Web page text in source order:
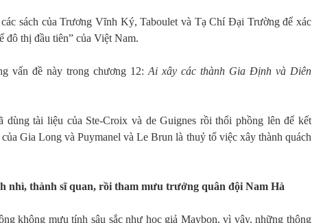
sách của Trương Vĩnh Ký, Taboulet và Tạ Chí Đại Trường để xác
đô thị đầu tiên” của Việt Nam.
vấn đề này trong chương 12: Ai xây các thành Gia Định và Diên
dùng tài liệu của Ste-Croix và de Guignes rồi thổi phồng lên để kết
Gia Long và Puymanel và Le Brun là thuỷ tổ việc xây thành quách
nhì, thành sĩ quan, rồi tham mưu trưởng quân đội Nam Hà
không mưu tính sâu sắc như học giả Maybon, vì vậy, những thông